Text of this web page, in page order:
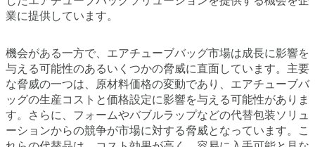
業に提供しています。
機会がある一方で、エアチューブバッグ市場は成長に影響を
与える可能性のあるいくつかの脅威に直面しています。主要
な脅威の一つは、原材料価格の変動であり、エアチューブバ
ッグの生産コストと価格設定に影響を与える可能性がありま
す。さらに、フォームやバブルラップなどの代替包装ソリュ
ーションからの競争が市場に対する脅威となっています。こ